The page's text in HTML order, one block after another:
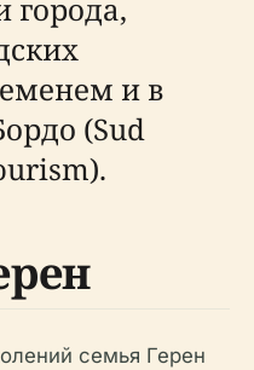
города,
и в
(Sud
семья Герен